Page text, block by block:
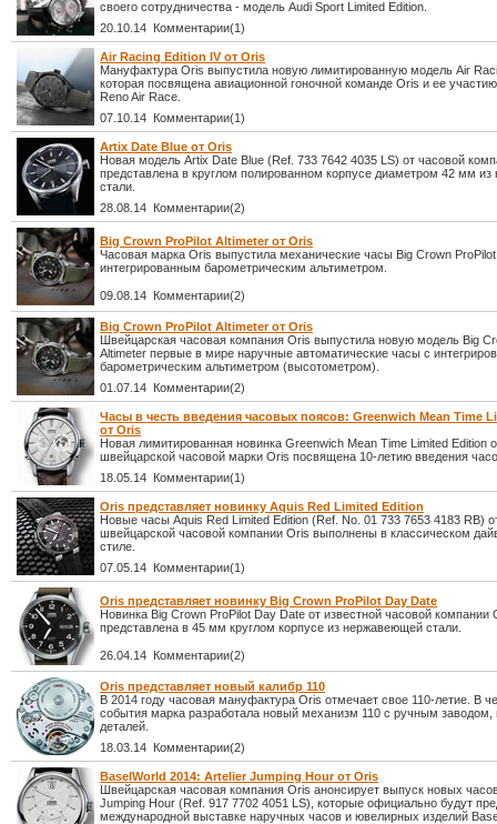
своего сотрудничества - модель Audi Sport Limited Edition.
20.10.14 Комментарии(1)
Air Racing Edition IV от Oris
Мануфактура Oris выпустила новую лимитированную модель Air
которая посвящена авиационной гоночной команде Oris и ее
Reno Air Race.
07.10.14 Комментарии(1)
Artix Date Blue от Oris
Новая модель Artix Date Blue (Ref. 733 7642 4035 LS) от часовой
представлена в круглом полированном корпусе диаметром 42 мм
стали.
28.08.14 Комментарии(2)
Big Crown ProPilot Altimeter от Oris
Часовая марка Oris выпустила механические часы Big Crown ProPilot
интегрированным барометрическим альтиметром.
09.08.14 Комментарии(2)
Big Crown ProPilot Altimeter от Oris
Швейцарская часовая компания Oris выпустила новую модель Big
Altimeter первые в мире наручные автоматические часы с
барометрическим альтиметром (высотометром).
01.07.14 Комментарии(2)
Часы в честь введения часовых поясов: Greenwich Mean Time
от Oris
Новая лимитированная новинка Greenwich Mean Time Limited Edition
швейцарской часовой марки Oris посвящена 10-летию введения
18.05.14 Комментарии(1)
Oris представляет новинку Aquis Red Limited Edition
Новые часы Aquis Red Limited Edition (Ref. No. 01 733 7653 4183 RB)
швейцарской часовой компании Oris выполнены в классическом
стиле.
07.05.14 Комментарии(1)
Oris представляет новинку Big Crown ProPilot Day Date
Новинка Big Crown ProPilot Day Date от известной часовой компании
представлена в 45 мм круглом корпусе из нержавеющей стали.
26.04.14 Комментарии(2)
Oris представляет новый калибр 110
В 2014 году часовая мануфактура Oris отмечает свое 110-летие. В
события марка разработала новый механизм 110 с ручным заводом,
деталей.
18.03.14 Комментарии(2)
BaselWorld 2014: Artelier Jumping Hour от Oris
Швейцарская часовая компания Oris анонсирует выпуск новых
Jumping Hour (Ref. 917 7702 4051 LS), которые официально будут
международной выставке наручных часов и ювелирных изделий